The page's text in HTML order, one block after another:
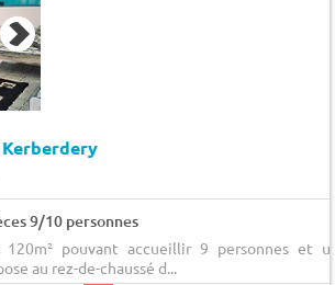
9/10 personnes
pouvant accueillir 9 personnes et
au rez-de-chaussé d...